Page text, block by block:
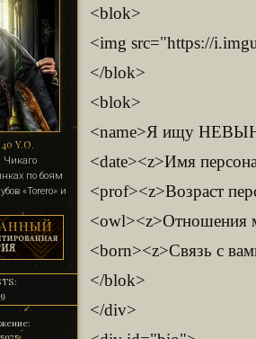
Y.O.
по боям
«Torero» и
<blok>
<img src="https://
</blok>
<blok>
<name>Я ищу
<date><z>Имя
<prof><z>Возраст
<owl><z>Отношения
<born><z>Связь с
</blok>
</div>